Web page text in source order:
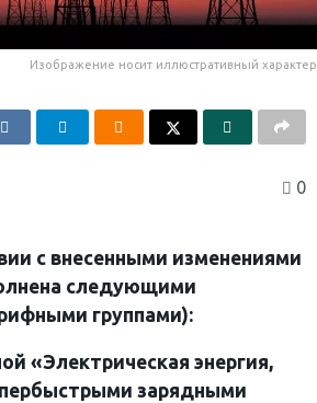
Изображение носит иллюстративный характер
0
с внесенными изменениями
следующими
группами):
«Электрическая энергия,
зарядными